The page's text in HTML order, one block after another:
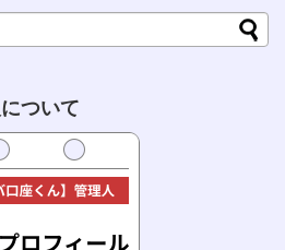
ついて